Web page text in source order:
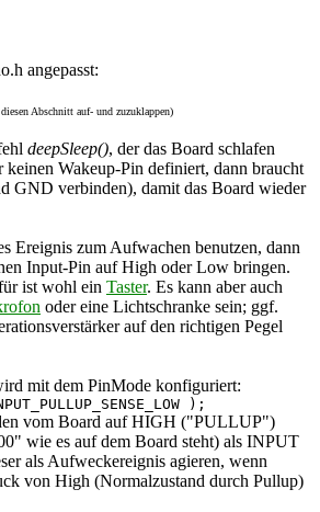
angepasst:
Abschnitt auf- und zuzuklappen)
deepSleep(), der das Board schlafen
keinen Wakeup-Pin definiert, dann braucht
GND verbinden), damit das Board wieder
Ereignis zum Aufwachen benutzen, dann
Input-Pin auf High oder Low bringen.
ist wohl ein Taster. Es kann aber auch
oder eine Lichtschranke sein; ggf.
auf den richtigen Pegel
mit dem PinMode konfiguriert:
);
vom Board auf HIGH ("PULLUP")
wie es auf dem Board steht) als INPUT
als Aufweckereignis agieren, wenn
von High (Normalzustand durch Pullup)